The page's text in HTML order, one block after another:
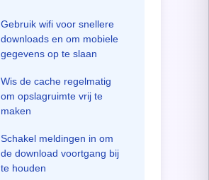
Gebruik wifi voor snellere
downloads en om mobiele
gegevens op te slaan
Wis de cache regelmatig
om opslagruimte vrij te
maken
Schakel meldingen in om
de download voortgang bij
te houden